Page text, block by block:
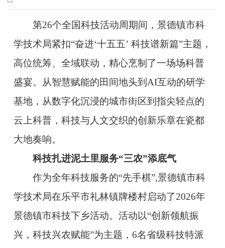
第26个全国科技活动周期间，景德镇市科
学技术局紧扣“奋进‘十五五’ 科技谱新篇”主题，
高位统筹、全域联动，精心烹制了一场场科普
盛宴。从智慧赋能的田间地头到AI互动的研学
基地，从数字化沉浸的城市街区到指尖轻点的
云上科普，科技与人文交织的创新乐章在瓷都
大地奏响。
科技扎进泥土里服务“三农”添底气
作为全年科技服务的“先手棋”,景德镇市科
学技术局在乐平市礼林镇牌楼村启动了2026年
景德镇市科技下乡活动。活动以“创新领航振
兴，科技兴农赋能”为主题，6名省级科技特派